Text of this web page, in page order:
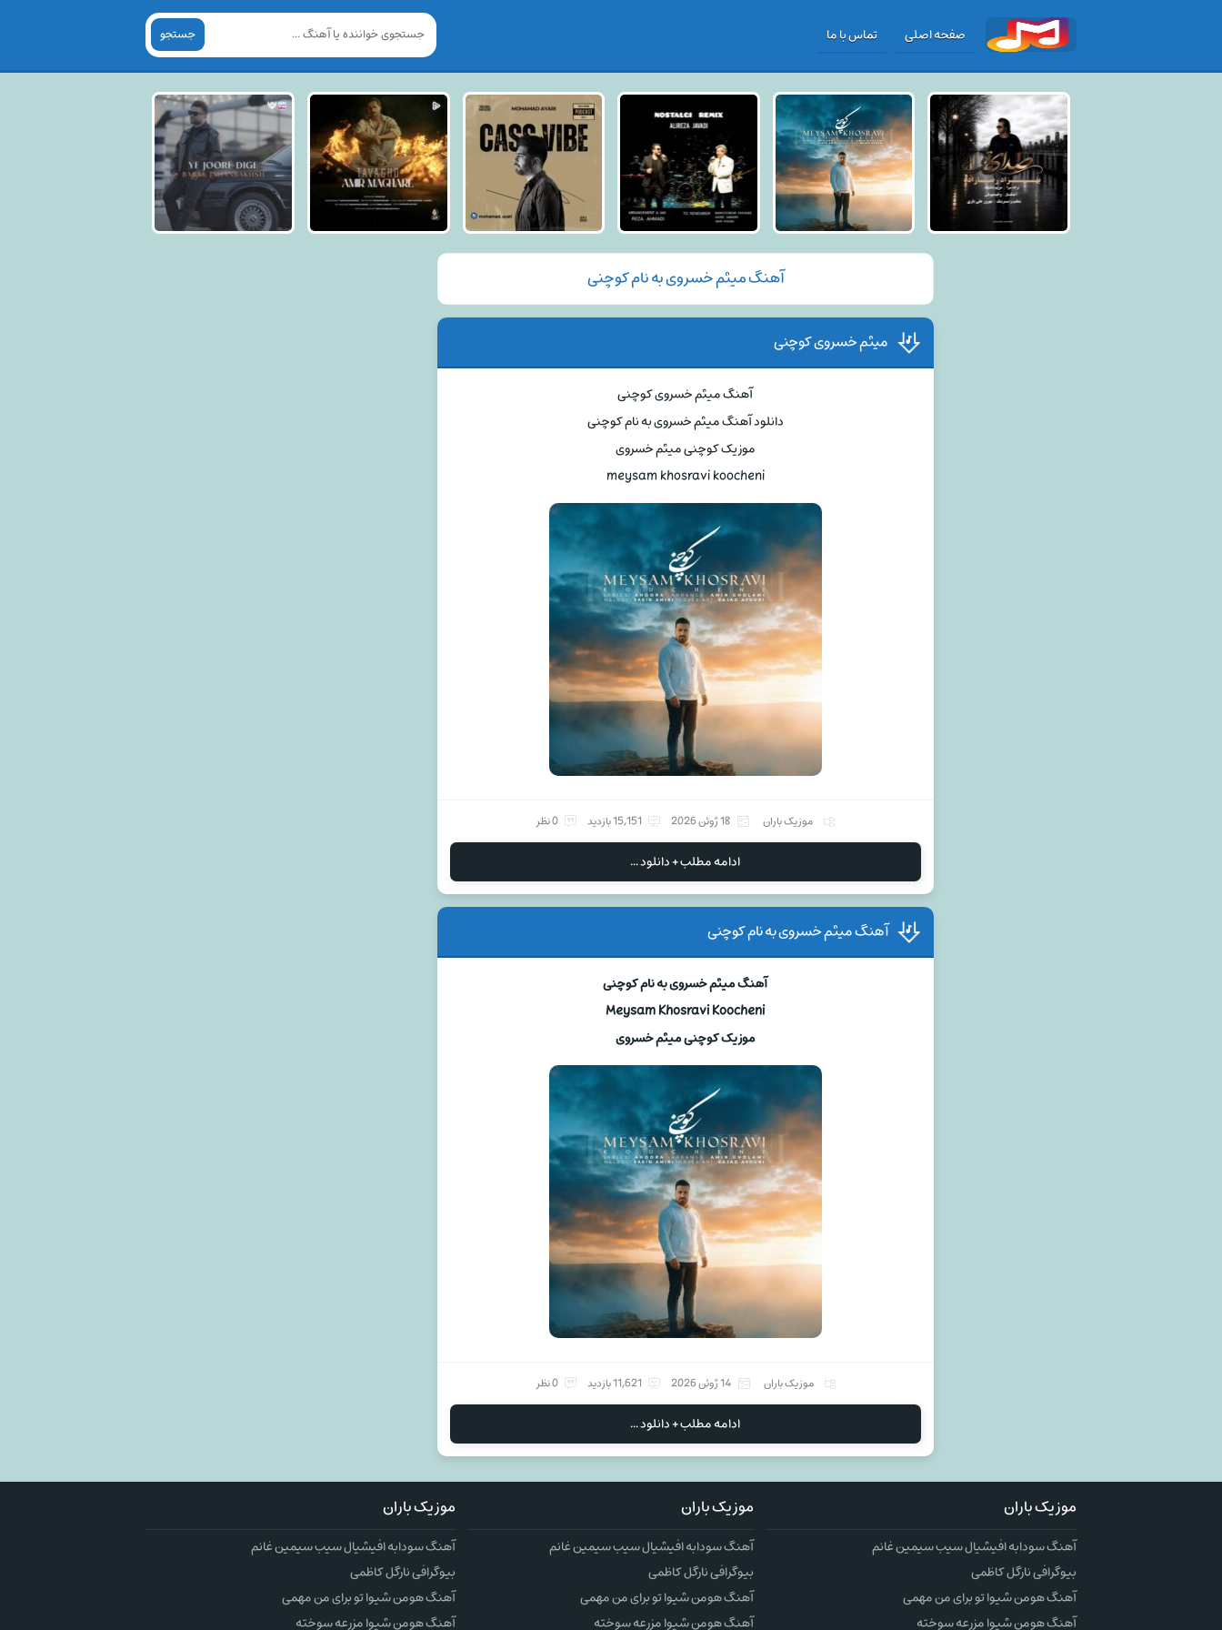
صفحه اصلی تماس با ما جستجو
آهنگ میثم خسروی به نام کوچنی
میثم خسروی کوچنی
آهنگ میثم خسروی کوچنی
دانلود آهنگ میثم خسروی به نام کوچنی
موزیک کوچنی میثم خسروی
meysam khosravi koocheni
موزیک باران 18 ژوئن 2026 15,151 بازدید 0 نظر
ادامه مطلب + دانلود ...
آهنگ میثم خسروی به نام کوچنی
آهنگ میثم خسروی به نام کوچنی
Meysam Khosravi Koocheni
موزیک کوچنی میثم خسروی
موزیک باران 14 ژوئن 2026 11,621 بازدید 0 نظر
ادامه مطلب + دانلود ...
موزیک باران
آهنگ سودابه افیشیال سیب سیمین غانم
بیوگرافی نارگل کاظمی
آهنگ هومن شیوا تو برای من مهمی
آهنگ هومن شیوا مزرعه سوخته
موزیک باران
آهنگ سودابه افیشیال سیب سیمین غانم
بیوگرافی نارگل کاظمی
آهنگ هومن شیوا تو برای من مهمی
آهنگ هومن شیوا مزرعه سوخته
موزیک باران
آهنگ سودابه افیشیال سیب سیمین غانم
بیوگرافی نارگل کاظمی
آهنگ هومن شیوا تو برای من مهمی
آهنگ هومن شیوا مزرعه سوخته